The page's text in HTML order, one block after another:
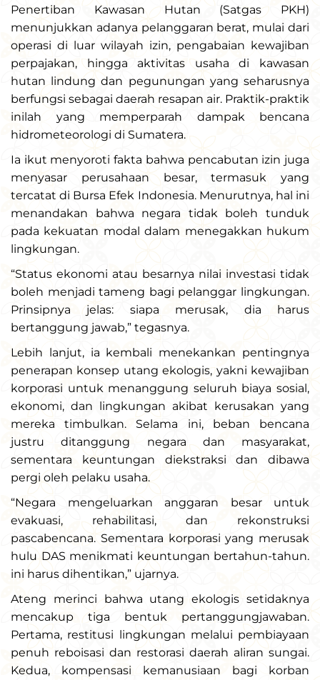
Penertiban Kawasan Hutan (Satgas PKH)
menunjukkan adanya pelanggaran berat, mulai dari
operasi di luar wilayah izin, pengabaian kewajiban
perpajakan, hingga aktivitas usaha di kawasan
hutan lindung dan pegunungan yang seharusnya
berfungsi sebagai daerah resapan air. Praktik-praktik
inilah yang memperparah dampak bencana
hidrometeorologi di Sumatera.
Ia ikut menyoroti fakta bahwa pencabutan izin juga
menyasar perusahaan besar, termasuk yang
tercatat di Bursa Efek Indonesia. Menurutnya, hal ini
menandakan bahwa negara tidak boleh tunduk
pada kekuatan modal dalam menegakkan hukum
lingkungan.
“Status ekonomi atau besarnya nilai investasi tidak
boleh menjadi tameng bagi pelanggar lingkungan.
Prinsipnya jelas: siapa merusak, dia harus
bertanggung jawab,” tegasnya.
Lebih lanjut, ia kembali menekankan pentingnya
penerapan konsep utang ekologis, yakni kewajiban
korporasi untuk menanggung seluruh biaya sosial,
ekonomi, dan lingkungan akibat kerusakan yang
mereka timbulkan. Selama ini, beban bencana
justru ditanggung negara dan masyarakat,
sementara keuntungan diekstraksi dan dibawa
pergi oleh pelaku usaha.
“Negara mengeluarkan anggaran besar untuk
evakuasi, rehabilitasi, dan rekonstruksi
pascabencana. Sementara korporasi yang merusak
hulu DAS menikmati keuntungan bertahun-tahun.
ini harus dihentikan,” ujarnya.
Ateng merinci bahwa utang ekologis setidaknya
mencakup tiga bentuk pertanggungjawaban.
Pertama, restitusi lingkungan melalui pembiayaan
penuh reboisasi dan restorasi daerah aliran sungai.
Kedua, kompensasi kemanusiaan bagi korban